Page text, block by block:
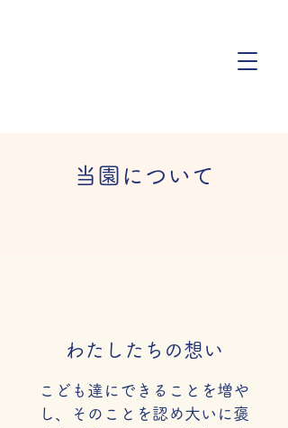
​当園について
わたしたちの想い
こども達にできることを増や
し、そのことを認め大いに褒